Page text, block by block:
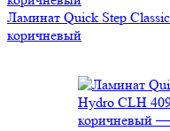
Ламинат Quick Step
коричневый